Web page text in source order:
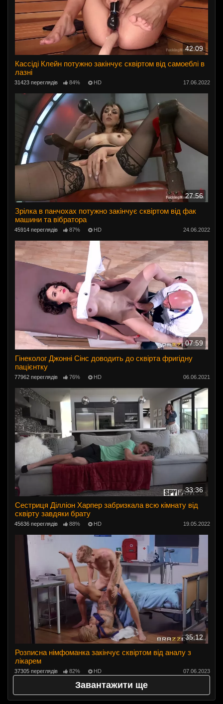
42:09
Кассіді Клейн потужно закінчує сквіртом від самоеблі в
лазні
31423 переглядів 84% HD 17.06.2022
27:56
Зрілка в панчохах потужно закінчує сквіртом від фак
машини та вібратора
45914 переглядів 87% HD 24.06.2022
07:59
Гінеколог Джонні Сінс доводить до сквірта фригідну
пацієнтку
77962 переглядів 76% HD 06.06.2021
33:36
Сестриця Ділліон Харпер забризкала всю кімнату від
сквірту завдяки брату
45636 переглядів 88% HD 19.05.2022
35:12
Розписна німфоманка закінчує сквіртом від аналу з
лікарем
37305 переглядів 82% HD 07.06.2023
Завантажити ще